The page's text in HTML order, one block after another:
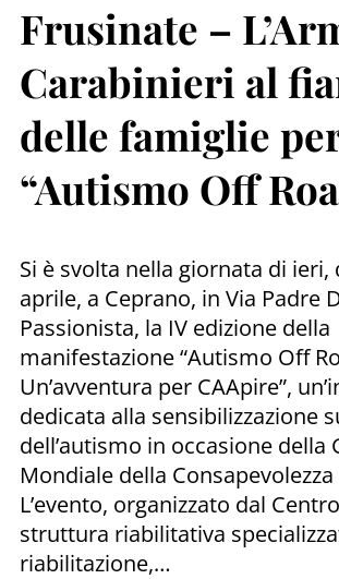
Frusinate –
Carabinieri al
delle famiglie
“Autismo Off
Si è svolta nella giornata di ieri,
aprile, a Ceprano, in Via Padre
Passionista, la IV edizione della
manifestazione “Autismo Off
Un’avventura per CAApire”,
dedicata alla sensibilizzazione
dell’autismo in occasione della
Mondiale della Consapevolezza
L’evento, organizzato dal
struttura riabilitativa
riabilitazione,…